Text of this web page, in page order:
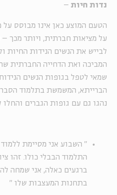
נדות חיות –
הטעם המוצע כאן אינו מבוסס
על מציאות חברתית, ויותר מכך
לבייש את הנשים הנידות החיות
המביכה ואת הדחייה החברתית
שמאי לטפל בגופות הנשים
הברייתא, המשמשת בתלמוד
נהגו גם עם גופות הגברים והחלו
" השבוע אני מסיימת
התלמוד הבבלי כולו. זהו
ברגעים כאלה, אני שמחה
בתחנות המעצבות שלו "